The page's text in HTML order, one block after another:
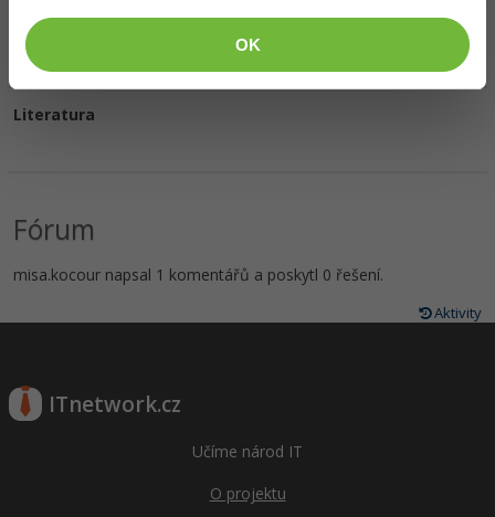
OK
Oblíbená hudba
Literatura
Fórum
misa.kocour napsal 1 komentářů a poskytl 0 řešení.
Aktivity
ITnetwork.cz
Učíme národ IT
O projektu